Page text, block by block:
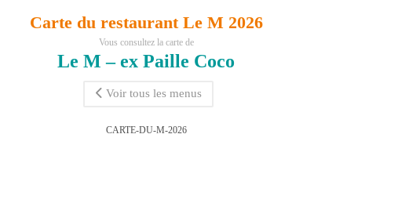
Carte du restaurant Le M 2026
Vous consultez la carte de
Le M – ex Paille Coco
Voir tous les menus
CARTE-DU-M-2026